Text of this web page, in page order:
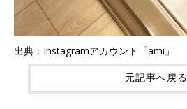
出典：Instagramアカウント「ami」
元記事へ戻る